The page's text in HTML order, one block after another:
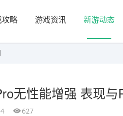
略 游戏资讯 新游动态
无性能增强 表现与
627